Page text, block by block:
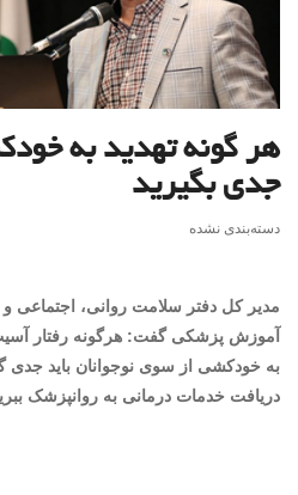
هر گونه تهدید به
جدی بگیرید
دسته‌بندی نشده
مدیر کل دفتر سلامت روانی، اجتماعی و
آموزش پزشکی گفت: هرگونه رفتار آسیب
به خودکشی از سوی نوجوانان باید جدی
دریافت خدمات درمانی به روانپزشک